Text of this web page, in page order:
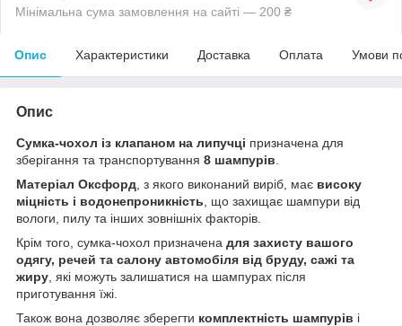
Мінімальна сума замовлення на сайті — 200 ₴
Опис Характеристики Доставка Оплата Умови
Опис
Сумка-чохол із клапаном на липучці призначена для
зберігання та транспортування 8 шампурів
Матеріал Оксфорд , з якого виконаний виріб, має високу
міцність і водонепроникність , що захищає шампури від
вологи, пилу та інших зовнішніх факторів.
Крім того, сумка-чохол призначена для захисту вашого
одягу, речей та салону автомобіля від бруду, сажі та
жиру , які можуть залишатися на шампурах після
приготування їжі.
Також вона дозволяє зберегти комплектність шампурів і